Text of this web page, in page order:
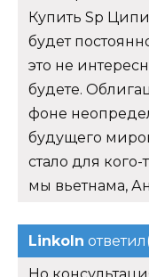
Купить Sp
будет
это не
будете.
фоне
будущего
стало для
мы вьетнама,
Linkoln